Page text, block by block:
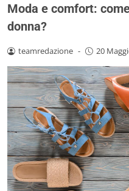
Moda e comfort:
donna?
teamredazione - 20